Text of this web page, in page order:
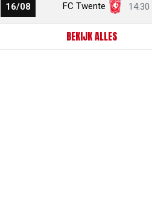
16/08 FC Twente 14:30
BEKIJK ALLES